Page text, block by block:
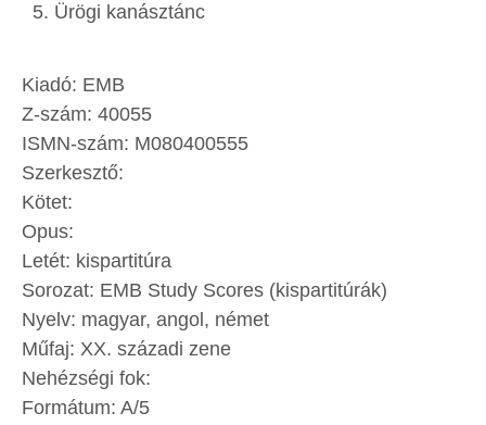
Ürögi kanásztánc
Kiadó: EMB
Z-szám: 40055
ISMN-szám: M080400555
Szerkesztő:
Kötet:
Opus:
Letét: kispartitúra
Sorozat: EMB Study Scores (kispartitúrák)
Nyelv: magyar, angol, német
Műfaj: XX. századi zene
Nehézségi fok:
Formátum: A/5